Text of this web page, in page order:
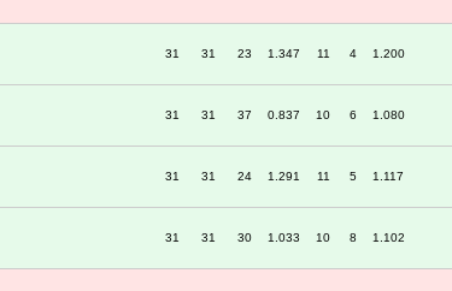
31 31 23 1.347 11 4 1.200
31 31 37 0.837 10 6 1.080
31 31 24 1.291 11 5 1.117
31 31 30 1.033 10 8 1.102